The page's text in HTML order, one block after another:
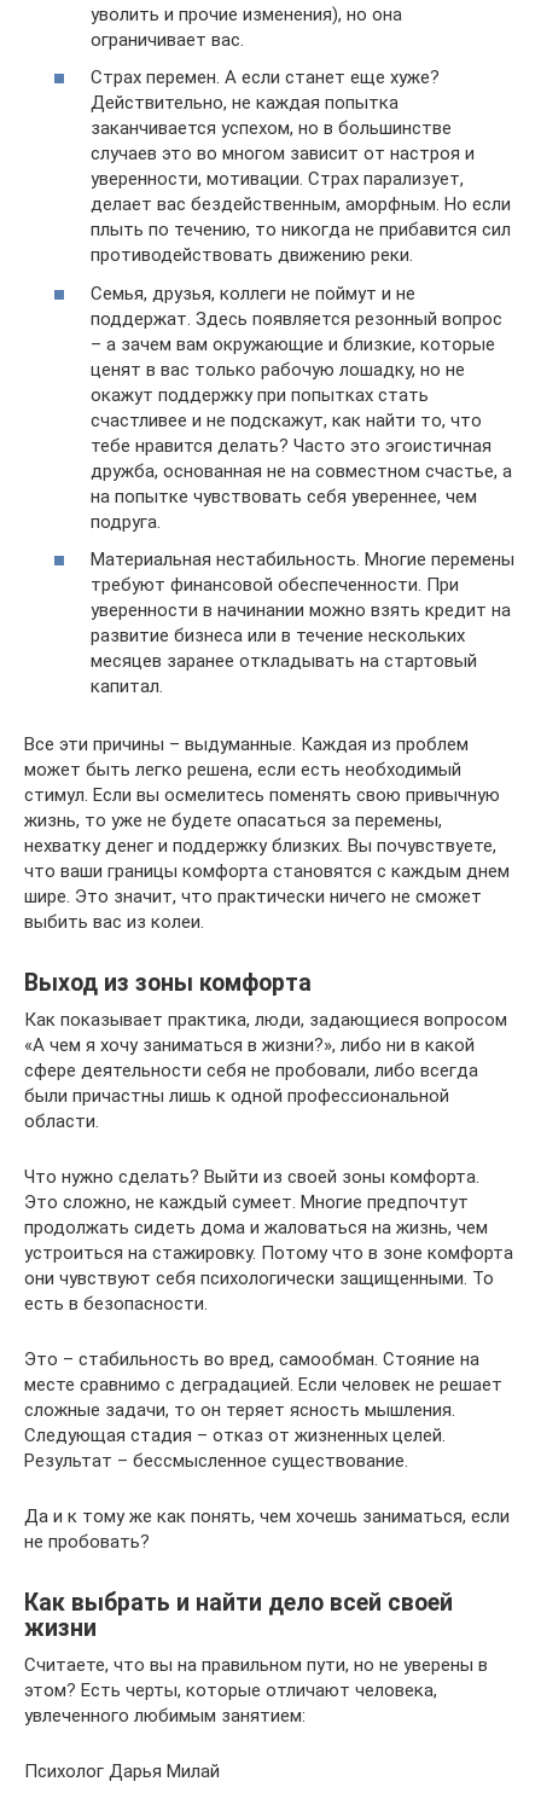
уволить и прочие изменения), но она
ограничивает вас.
Страх перемен. А если станет еще хуже?
Действительно, не каждая попытка
заканчивается успехом, но в большинстве
случаев это во многом зависит от настроя и
уверенности, мотивации. Страх парализует,
делает вас бездейственным, аморфным. Но если
плыть по течению, то никогда не прибавится сил
противодействовать движению реки.
Семья, друзья, коллеги не поймут и не
поддержат. Здесь появляется резонный вопрос
– а зачем вам окружающие и близкие, которые
ценят в вас только рабочую лошадку, но не
окажут поддержку при попытках стать
счастливее и не подскажут, как найти то, что
тебе нравится делать? Часто это эгоистичная
дружба, основанная не на совместном счастье, а
на попытке чувствовать себя увереннее, чем
подруга.
Материальная нестабильность. Многие перемены
требуют финансовой обеспеченности. При
уверенности в начинании можно взять кредит на
развитие бизнеса или в течение нескольких
месяцев заранее откладывать на стартовый
капитал.
Все эти причины – выдуманные. Каждая из проблем
может быть легко решена, если есть необходимый
стимул. Если вы осмелитесь поменять свою привычную
жизнь, то уже не будете опасаться за перемены,
нехватку денег и поддержку близких. Вы почувствуете,
что ваши границы комфорта становятся с каждым днем
шире. Это значит, что практически ничего не сможет
выбить вас из колеи.
Выход из зоны комфорта
Как показывает практика, люди, задающиеся вопросом
«А чем я хочу заниматься в жизни?», либо ни в какой
сфере деятельности себя не пробовали, либо всегда
были причастны лишь к одной профессиональной
области.
Что нужно сделать? Выйти из своей зоны комфорта.
Это сложно, не каждый сумеет. Многие предпочтут
продолжать сидеть дома и жаловаться на жизнь, чем
устроиться на стажировку. Потому что в зоне комфорта
они чувствуют себя психологически защищенными. То
есть в безопасности.
Это – стабильность во вред, самообман. Стояние на
месте сравнимо с деградацией. Если человек не решает
сложные задачи, то он теряет ясность мышления.
Следующая стадия – отказ от жизненных целей.
Результат – бессмысленное существование.
Да и к тому же как понять, чем хочешь заниматься, если
не пробовать?
Как выбрать и найти дело всей своей
жизни
Считаете, что вы на правильном пути, но не уверены в
этом? Есть черты, которые отличают человека,
увлеченного любимым занятием:
Психолог Дарья Милай